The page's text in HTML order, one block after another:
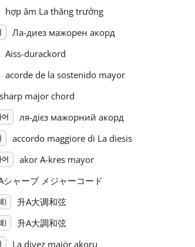
hợp âm La thăng trưởng
Ла-диез мажорен акорд
Aiss-durackord
acorde de la sostenido mayor
major chord
ля-дієз мажорний акорд
accordo maggiore di La diesis
akor A-kres mayor
シャープ メジャーコード
) 升A大调和弦
) 升A大調和弦
La diyez majör akoru